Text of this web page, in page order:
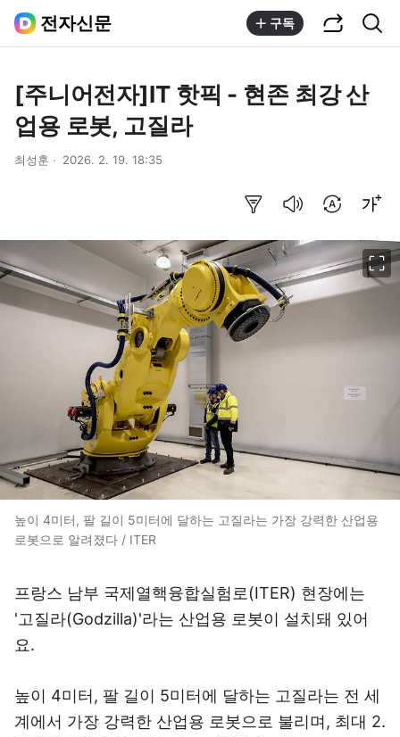
전자신문 구독
[주니어전자]IT 핫픽 - 현존 최강 산
업용 로봇, 고질라
최성훈 2026. 2. 19. 18:35
높이 4미터, 팔 길이 5미터에 달하는 고질라는 가장 강력한 산업용
로봇으로 알려졌다 / ITER
프랑스 남부 국제열핵융합실험로(ITER) 현장에는
'고질라(Godzilla)'라는 산업용 로봇이 설치돼 있어
요.
높이 4미터, 팔 길이 5미터에 달하는 고질라는 전 세
계에서 가장 강력한 산업용 로봇으로 불리며, 최대 2.